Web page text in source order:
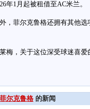
年1月起被租借至AC米兰。
菲尔克鲁格还拥有其他选
，关于这位深受球迷喜爱
菲尔克鲁格 的新闻